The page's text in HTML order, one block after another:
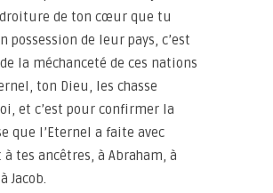
de ton cœur que tu
possession de leur pays, c’est
la méchanceté de ces nations
ton Dieu, les chasse
et c’est pour confirmer la
que l’Eternel a faite avec
tes ancêtres, à Abraham, à
Jacob.